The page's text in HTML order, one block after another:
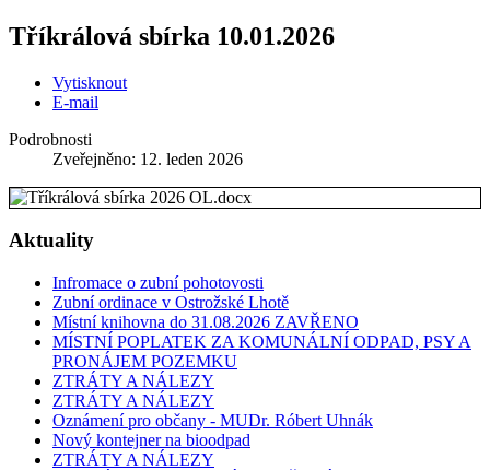
Tříkrálová sbírka 10.01.2026
Vytisknout
E-mail
Podrobnosti
Zveřejněno: 12. leden 2026
Aktuality
Infromace o zubní pohotovosti
Zubní ordinace v Ostrožské Lhotě
Místní knihovna do 31.08.2026 ZAVŘENO
MÍSTNÍ POPLATEK ZA KOMUNÁLNÍ ODPAD, PSY A
PRONÁJEM POZEMKU
ZTRÁTY A NÁLEZY
ZTRÁTY A NÁLEZY
Oznámení pro občany - MUDr. Róbert Uhnák
Nový kontejner na bioodpad
ZTRÁTY A NÁLEZY